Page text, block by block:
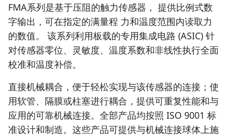
FMA系列是基于压阻的触力传感器， 提供比例式数
字输出，可在指定的满量程 力和温度范围内读取力
的数值。 该系列利用板载的专用集成电路 (ASIC) 针
对传感器零位、灵敏度、温度系数和非线性执行全面
校准和温度补偿。
直接机械耦合，便于轻松实现与该传感器的连接；使
用软管、隔膜或柱塞进行耦合，提供可重复性能和与
应用的可靠机械连接。全部产品均按照 ISO 9001 标
准设计和制造。这些产品可提供与机械连接球体上施